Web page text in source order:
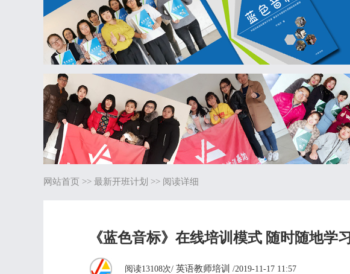
网站首页 >> 最新开班计划 >> 阅读详细
《蓝色音标》在线培训模式 随时随地学习
阅读13108次/ 英语教师培训 /2019-11-17 11:57